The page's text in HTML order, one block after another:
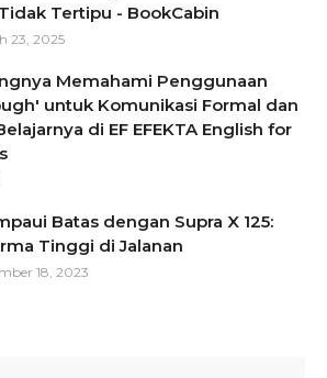
Tertipu - BookCabin
23, 2025
Memahami Penggunaan
untuk Komunikasi Formal dan
di EF EFEKTA English for
Batas dengan Supra X 125:
Tinggi di Jalanan
18, 2023